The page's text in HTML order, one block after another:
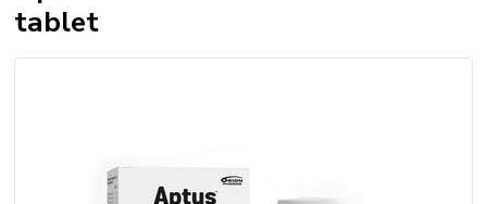
tablet